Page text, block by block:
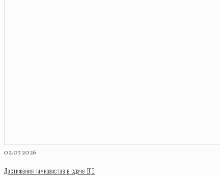
02.07.2026
Достижения гимназистов в сдаче ЕГЭ